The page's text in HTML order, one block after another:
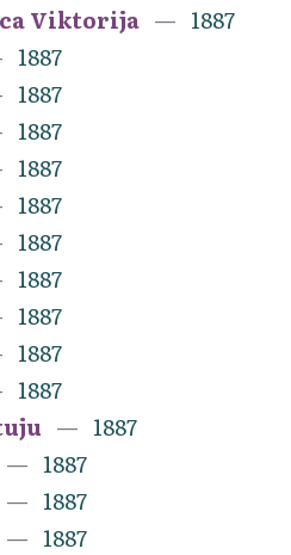
Viktorija
1887
1887
1887
1887
1887
1887
1887
1887
1887
1887
1887
1887
1887
1887
1887